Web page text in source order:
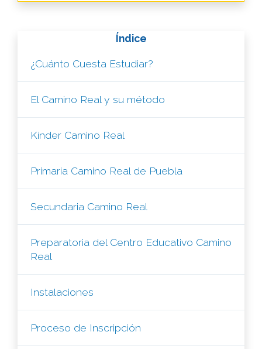
Índice
¿Cuánto Cuesta Estudiar?
El Camino Real y su método
Kínder Camino Real
Primaria Camino Real de Puebla
Secundaria Camino Real
Preparatoria del Centro Educativo Camino
Real
Instalaciones
Proceso de Inscripción